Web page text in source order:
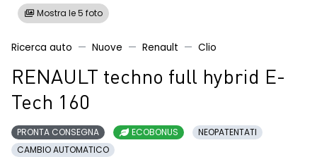
Mostra le 5 foto
Ricerca auto Nuove Renault Clio
RENAULT techno full hybrid E-
Tech 160
PRONTA CONSEGNA ECOBONUS
NEOPATENTATI
CAMBIO AUTOMATICO